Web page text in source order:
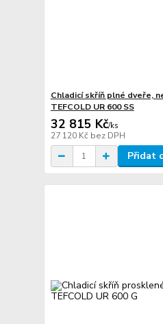
Chladicí skříň plné dveře,
TEFCOLD UR 600 SS
32 815 Kč/ks
27 120 Kč bez DPH
Přidat